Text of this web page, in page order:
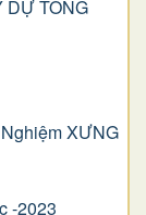
DỰ TÒNG
XƯNG
-2023